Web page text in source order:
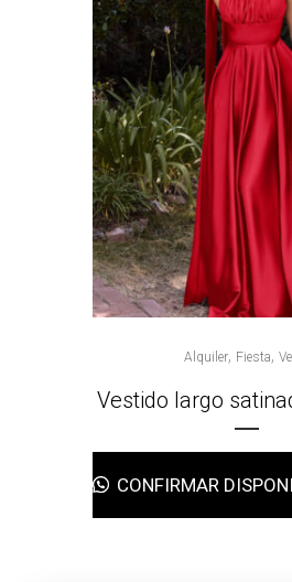
Alquiler, Fiesta,
Vestido largo
CONFIRMAR